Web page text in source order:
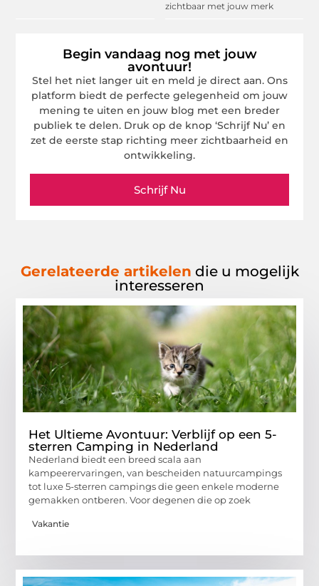
zichtbaar met jouw merk
Begin vandaag nog met jouw
avontuur!
Stel het niet langer uit en meld je direct aan. Ons
platform biedt de perfecte gelegenheid om jouw
mening te uiten en jouw blog met een breder
publiek te delen. Druk op de knop ‘Schrijf Nu’ en
zet de eerste stap richting meer zichtbaarheid en
ontwikkeling.
Schrijf Nu
Gerelateerde artikelen die u mogelijk
interesseren
Het Ultieme Avontuur: Verblijf op een 5-
sterren Camping in Nederland
Nederland biedt een breed scala aan
kampeerervaringen, van bescheiden natuurcampings
tot luxe 5-sterren campings die geen enkele moderne
gemakken ontberen. Voor degenen die op zoek
Vakantie